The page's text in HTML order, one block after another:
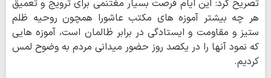
تصریح کرد: این ایام فرصت بسیار مغتنمی برای ترویج و تعمیق
هر چه بیشتر آموزه های مکتب عاشورا همچون روحیه ظلم
ستیز و مقاومت و ایستادگی در برابر ظالمان است، آموزه هایی
که نمود آنها را در یکصد روز حضور میدانی مردم به وضوح لمس
کردیم.